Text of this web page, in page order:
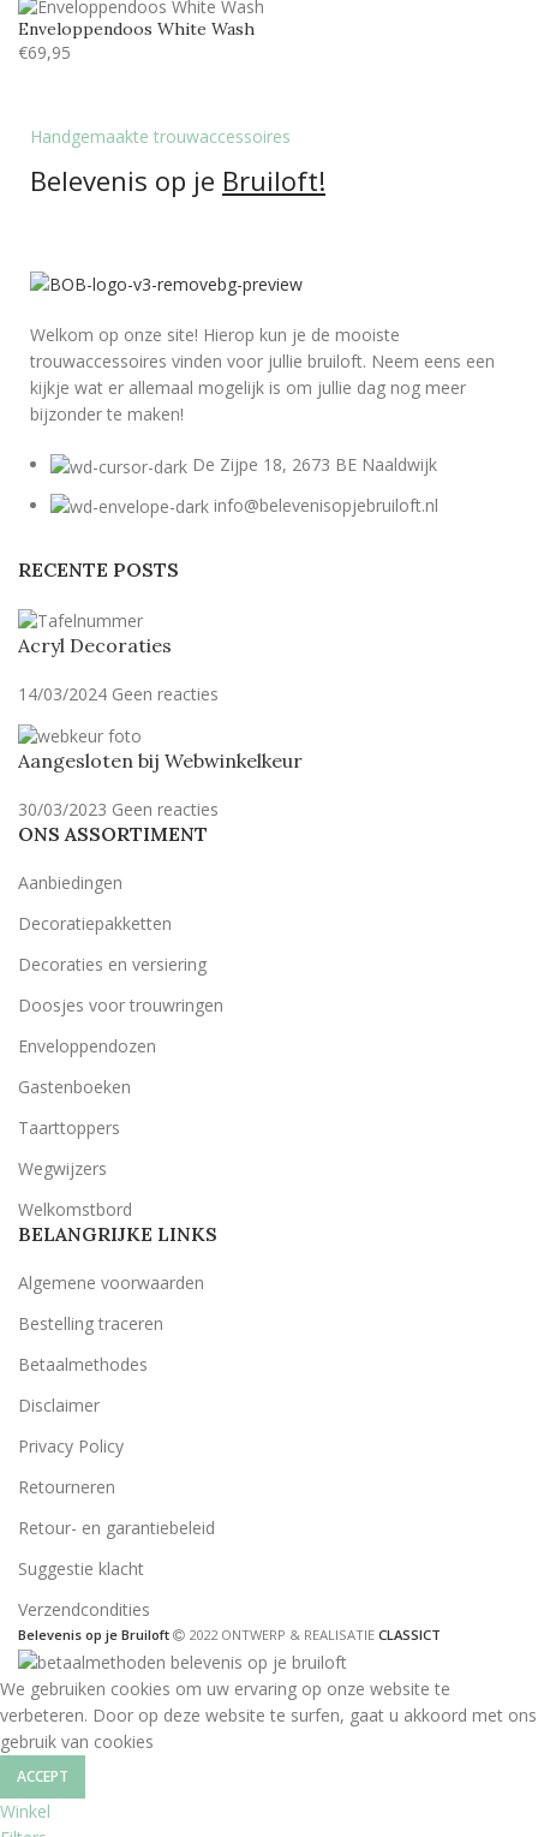
Enveloppendoos White Wash
€69,95
Handgemaakte trouwaccessoires
Belevenis op je Bruiloft!
Welkom op onze site! Hierop kun je de mooiste
trouwaccessoires vinden voor jullie bruiloft. Neem eens een
kijkje wat er allemaal mogelijk is om jullie dag nog meer
bijzonder te maken!
De Zijpe 18, 2673 BE Naaldwijk
info@belevenisopjebruiloft.nl
RECENTE POSTS
Acryl Decoraties
14/03/2024 Geen reacties
Aangesloten bij Webwinkelkeur
30/03/2023 Geen reacties
ONS ASSORTIMENT
Aanbiedingen
Decoratiepakketten
Decoraties en versiering
Doosjes voor trouwringen
Enveloppendozen
Gastenboeken
Taarttoppers
Wegwijzers
Welkomstbord
BELANGRIJKE LINKS
Algemene voorwaarden
Bestelling traceren
Betaalmethodes
Disclaimer
Privacy Policy
Retourneren
Retour- en garantiebeleid
Suggestie klacht
Verzendcondities
Belevenis op je Bruiloft 2022 ONTWERP & REALISATIE CLASSICT
We gebruiken cookies om uw ervaring op onze website te
verbeteren. Door op deze website te surfen, gaat u akkoord met ons
gebruik van cookies
ACCEPT
Winkel